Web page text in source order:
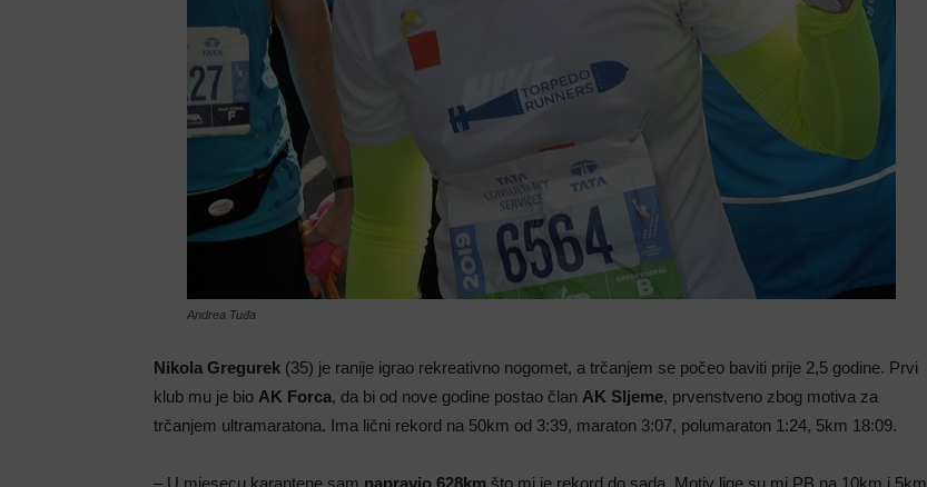
Andrea Tuđa
Nikola Gregurek (35) je ranije igrao rekreativno nogomet, a trčanjem se počeo baviti prije 2,5 godine. Prvi
klub mu je bio AK Forca, da bi od nove godine postao član AK Sljeme, prvenstveno zbog motiva za
trčanjem ultramaratona. Ima lični rekord na 50km od 3:39, maraton 3:07, polumaraton 1:24, 5km 18:09.